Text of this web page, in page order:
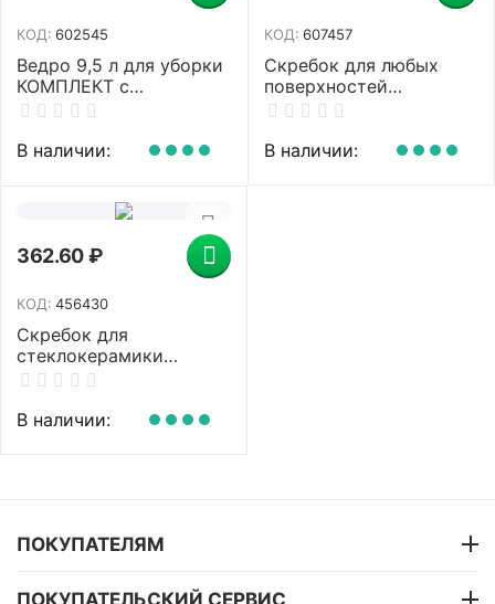
КОД: 602545
Ведро 9,5 л для уборки
КОМПЛЕКТ с
ОТЖИМОМ (сетчатый)
веревочных и
В наличии:
КОД: 607457
Скребок для любых
поверхностей
(керамика, стекло,
SMART CLEAN, 5
В наличии:
362.60₽
КОД: 456430
Скребок для
стеклокерамики
TOPPERR SC1,
В наличии:
ПОКУПАТЕЛЯМ
ПОКУПАТЕЛЬСКИЙ СЕРВИС